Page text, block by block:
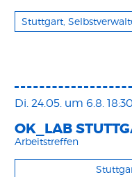
Stuttgart,
Di. 24.05. um 6.8.
OK_LAB
Arbeitstreffen